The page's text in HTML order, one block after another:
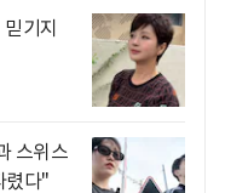
기지
스위스
렸다"